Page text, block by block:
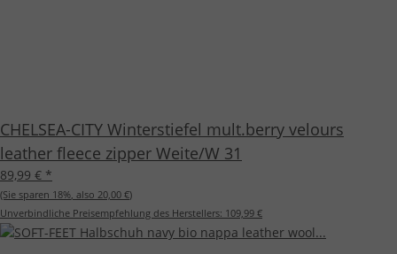
CHELSEA-CITY Winterstiefel mult.berry velours
leather fleece zipper Weite/W 31
89,99 € *
(Sie sparen 18%, also 20,00 €)
Unverbindliche Preisempfehlung des Herstellers: 109,99 €